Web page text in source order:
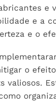
e
e a
e o
o
valiosos.